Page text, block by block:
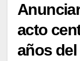
acto
años